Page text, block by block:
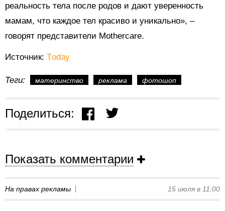
реальность тела после родов и дают уверенность
мамам, что каждое тел красиво и уникально», –
говорят представители Mothercare.
Источник: Тoday
Теги: материнство реклама фотошоп
Поделиться:
Показать комментарии
На правах рекламы 15 июля в 11:00